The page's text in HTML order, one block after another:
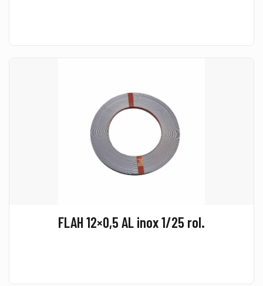
FLAH 12×0,5 AL inox 1/25 rol.